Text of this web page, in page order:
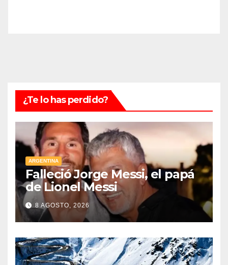
¿Te lo has perdido?
ARGENTINA
Falleció Jorge Messi, el papá
de Lionel Messi
8 AGOSTO, 2026